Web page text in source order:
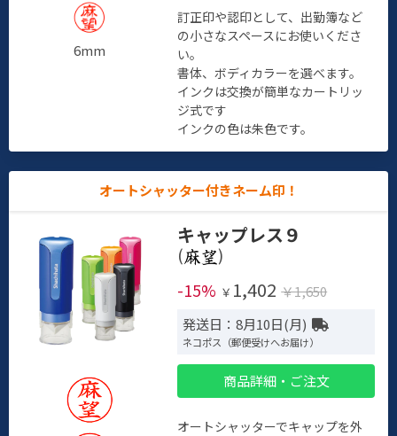
6mm
訂正印や認印として、出勤簿など
の小さなスペースにお使いくださ
い。
書体、ボディカラーを選べます。
インクは交換が簡単なカートリッ
ジ式です
インクの色は朱色です。
オートシャッター付きネーム印！
キャップレス９
(
)
-15% ￥ 1,402 ￥1,650
発送日：8月10日(月)
ネコポス（郵便受けへお届け）
商品詳細・ご注文
オートシャッターでキャップを外